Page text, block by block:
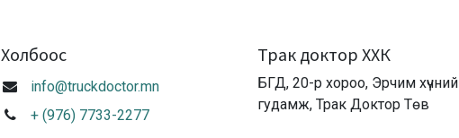
Холбоос
info@truckdoctor.mn
+ (976) 7733-2277
Трак доктор ХХК
БГД, 20-р хороо, Эрчим хүчний
гудамж, Трак Доктор Төв